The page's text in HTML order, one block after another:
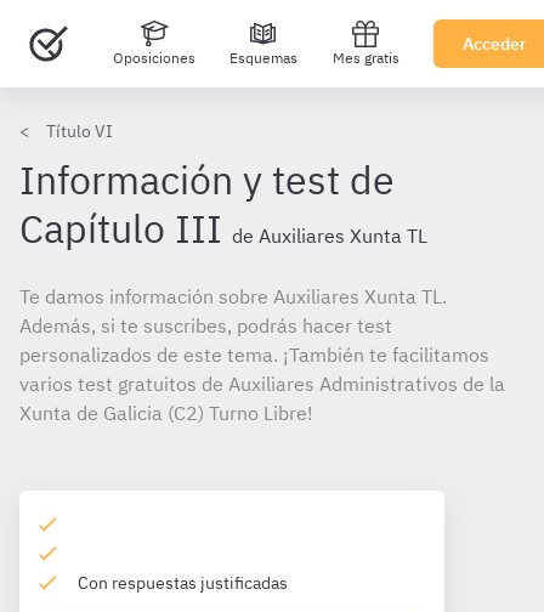
Oposiciones Esquemas Mes gratis
Acceder
Título VI
Información y test de
Capítulo III de Auxiliares Xunta TL
Te damos información sobre Auxiliares Xunta TL.
Además, si te suscribes, podrás hacer test
personalizados de este tema. ¡También te facilitamos
varios test gratuitos de Auxiliares Administrativos de la
Xunta de Galicia (C2) Turno Libre!
Con respuestas justificadas